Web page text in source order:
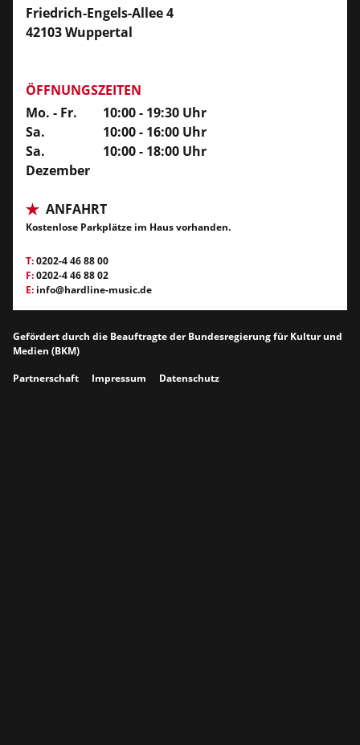
Friedrich-Engels-Allee 4
42103 Wuppertal
ÖFFNUNGSZEITEN
Mo. - Fr.
10:00 - 19:30 Uhr
Sa.
10:00 - 16:00 Uhr
Sa.
Dezember
10:00 - 18:00 Uhr
ANFAHRT
Kostenlose Parkplätze im Haus vorhanden.
T:0202-4 46 88 00
F:0202-4 46 88 02
E: info@hardline-music.de
Gefördert durch die Beauftragte der Bundesregierung für Kultur und
Medien (BKM)
Partnerschaft
Impressum Datenschutz